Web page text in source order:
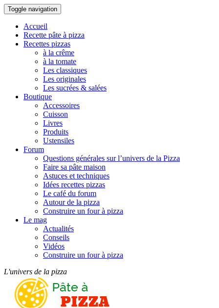
Toggle navigation
Accueil
Recette pâte à pizza
Recettes pizzas
à la crême
à la tomate
Les classiques
Les originales
Les sucrées & salées
Boutique
Accessoires
Cuisson
Livres
Produits
Ustensiles
Forum
Questions générales sur l’univers de la Pizza
Faire sa pâte maison
Astuces et techniques
Idées recettes pizzas
Le café du forum
Autour de la pizza
Construire un four à pizza
Le mag
Actualités
Conseils
Vidéos
Construire un four à pizza
L'univers de la pizza